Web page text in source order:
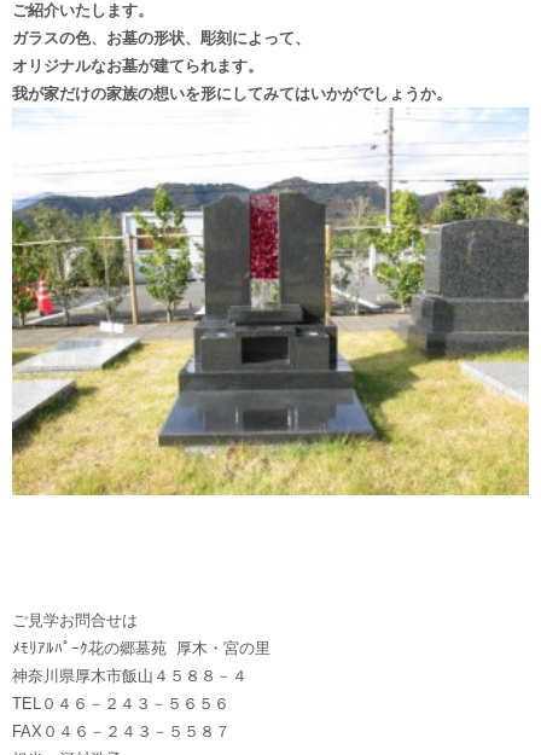
ご紹介いたします。
ガラスの色、お墓の形状、彫刻によって、
オリジナルなお墓が建てられます。
我が家だけの家族の想いを形にしてみてはいかがでしょうか。
ご見学お問合せは
ﾒﾓﾘｱﾙﾊﾟｰｸ花の郷墓苑 厚木・宮の里
神奈川県厚木市飯山４５８８－４
TEL０４６－２４３－５６５６
FAX０４６－２４３－５５８７